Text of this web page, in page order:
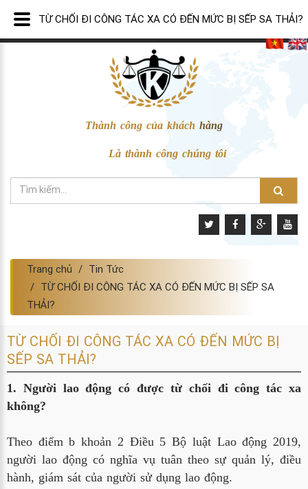
Thành công của khách hàng
Là thành công chúng tôi
Trang chủ
Tin Tức
TỪ CHỐI ĐI CÔNG TÁC XA CÓ ĐẾN MỨC BỊ SẾP SA
THẢI?
TỪ CHỐI ĐI CÔNG TÁC XA CÓ ĐẾN MỨC BỊ
SẾP SA THẢI?
1. Người lao động có được từ chối đi công tác xa
không?
Theo điểm b khoản 2 Điều 5 Bộ luật Lao động 2019,
người lao động có nghĩa vụ tuân theo sự quản lý, điều
hành, giám sát của người sử dụng lao động.
TỪ CHỐI ĐI CÔNG TÁC XA CÓ ĐẾN MỨC BỊ SẾP SA THẢI?